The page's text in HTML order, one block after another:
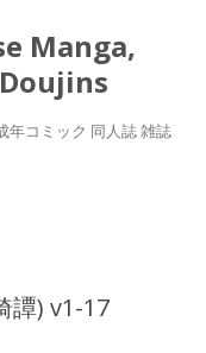
Manga,
コミック 同人誌 雑誌
譚) v1-17